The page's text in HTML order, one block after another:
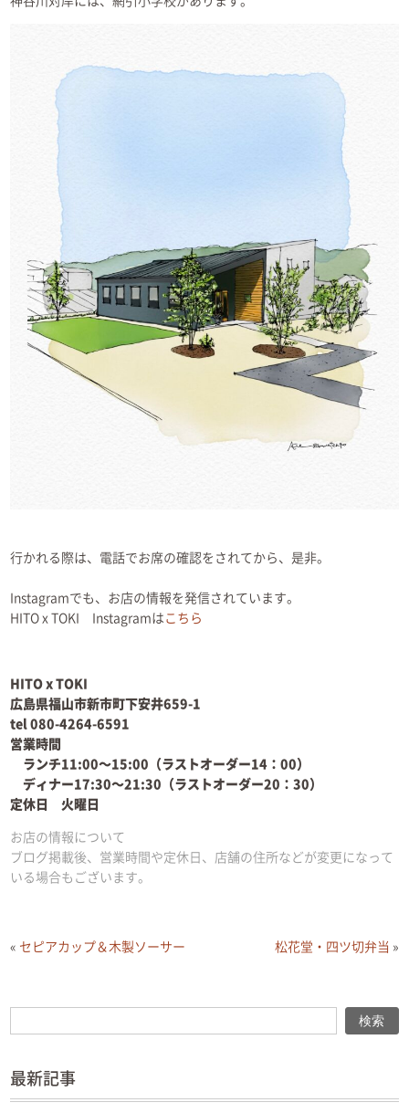
行かれる際は、電話でお席の確認をされてから、是非。
Instagramでも、お店の情報を発信されています。
HITO x TOKI Instagramは こちら
HITO x TOKI
広島県福山市新市町下安井659-1
tel 080-4264-6591
営業時間
ランチ11:00〜15:00（ラストオーダー14：00）
ディナー17:30〜21:30（ラストオーダー20：30）
定休日 火曜日
お店の情報について
ブログ掲載後、営業時間や定休日、店舗の住所などが変更になって
いる場合もございます。
« セピアカップ＆木製ソーサー 松花堂・四ツ切弁当 »
検索
最新記事